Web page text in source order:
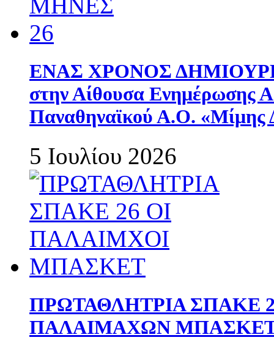
ΕΝΑΣ ΧΡΟΝΟΣ
στην Αίθουσα Ενημέρωσης
Παναθηναϊκού Α.Ο. «Μίμης
5 Ιουλίου 2026
ΠΡΩΤΑΘΛΗΤΡΙΑ ΣΠΑΚΕ
ΠΑΛΑΙΜΑΧΩΝ